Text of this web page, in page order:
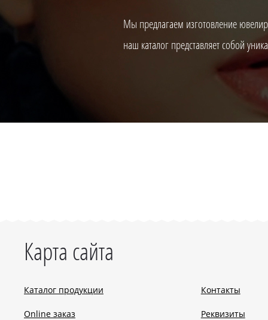
Мы предлагаем изготовление
наш каталог представляет собой
Карта сайта
Каталог продукции
Online заказ
Контакты
Реквизиты